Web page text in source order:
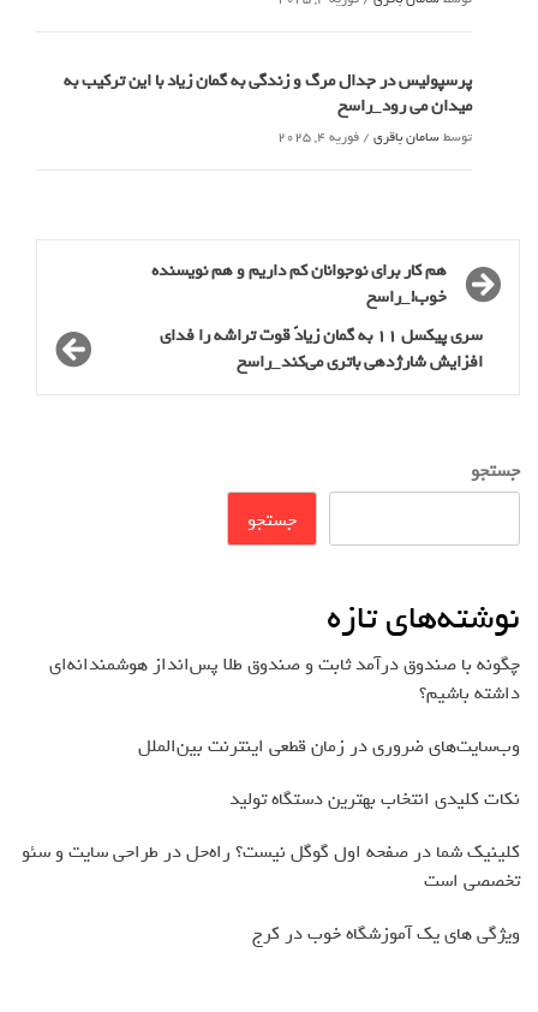
پرسپولیس در جدال مرگ و زندگی به گمان زیاد با این ترکیب به
میدان می رود_راسخ
توسطسامان باقری / فوریه 4, 2025
هم کار برای نوجوانان کم داریم و هم نویسنده
خوب!_راسخ
سری پیکسل 11 به گمان زیادً قوت تراشه را فدای
افزایش شارژدهی باتری می‌کند_راسخ
جستجو
جستجو
نوشته‌های تازه
چگونه با صندوق درآمد ثابت و صندوق طلا پس‌انداز هوشمندانه‌ای
داشته باشیم؟
وب‌سایت‌های ضروری در زمان قطعی اینترنت بین‌الملل
نکات کلیدی انتخاب بهترین دستگاه تولید
کلینیک شما در صفحه اول گوگل نیست؟ راه‌حل در طراحی سایت و سئو
تخصصی است
ویژگی های یک آموزشگاه خوب در کرج